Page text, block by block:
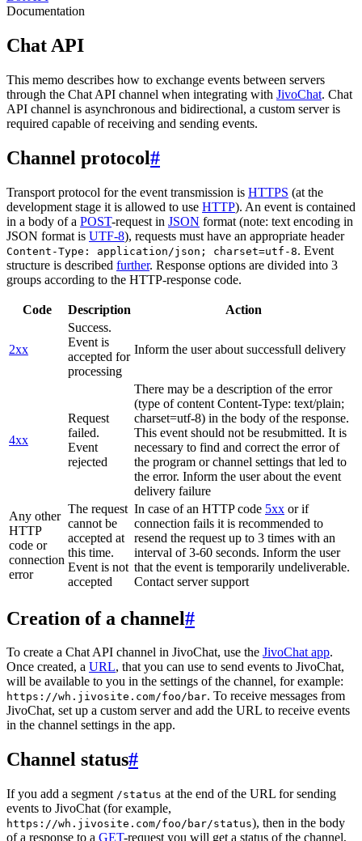
Documentation
Chat API
This memo describes how to exchange events between servers
through the Chat API channel when integrating with JivoChat. Chat
API channel is asynchronous and bidirectional, a custom server is
required capable of receiving and sending events.
Channel protocol#
Transport protocol for the event transmission is HTTPS (at the
development stage it is allowed to use HTTP). An event is contained
in a body of a POST-request in JSON format (note: text encoding in
JSON format is UTF-8), requests must have an appropriate header
Content-Type: application/json; charset=utf-8. Event
structure is described further. Response options are divided into 3
groups according to the HTTP-response code.
Code Description Action
2xx
Success.
Event is
accepted for
processing
Inform the user about successfull delivery
4xx
Request
failed.
Event
rejected
There may be a description of the error
(type of content Content-Type: text/plain;
charset=utf-8) in the body of the response.
This event should not be resubmitted. It is
necessary to find and correct the error of
the program or channel settings that led to
the error. Inform the user about the event
delivery failure
Any other
HTTP
code or
connection
error
The request
cannot be
accepted at
this time.
Event is not
accepted
In case of an HTTP code 5xx or if
connection fails it is recommended to
resend the request up to 3 times with an
interval of 3-60 seconds. Inform the user
that the event is temporarily undeliverable.
Contact server support
Creation of a channel#
To create a Chat API channel in JivoChat, use the JivoChat app.
Once created, a URL, that you can use to send events to JivoChat,
will be available to you in the settings of the channel, for example:
https://wh.jivosite.com/foo/bar. To receive messages from
JivoChat, set up a custom server and add the URL to receive events
in the channel settings in the app.
Channel status#
If you add a segment /status at the end of the URL for sending
events to JivoChat (for example,
https://wh.jivosite.com/foo/bar/status), then in the body
of a response to a GET-request you will get a status of the channel,